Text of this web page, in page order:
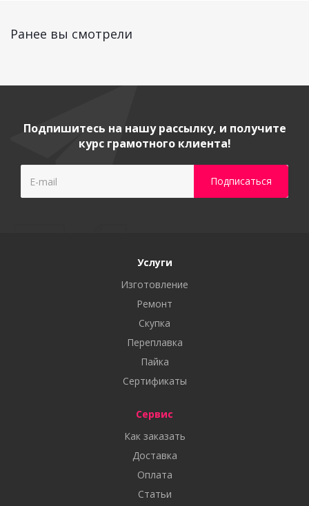
Ранее вы смотрели
Подпишитесь на нашу рассылку, и получите
курс грамотного клиента!
Услуги
Изготовление
Ремонт
Скупка
Переплавка
Пайка
Сертификаты
Сервис
Как заказать
Доставка
Оплата
Статьи